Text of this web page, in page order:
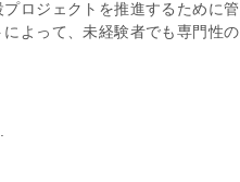
ロジェクトを推進するために管
よって、未経験者でも専門性の